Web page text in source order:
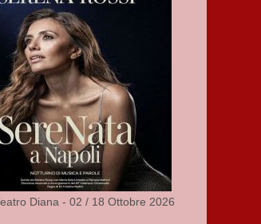
Diana - 02 / 18 Ottobre 2026